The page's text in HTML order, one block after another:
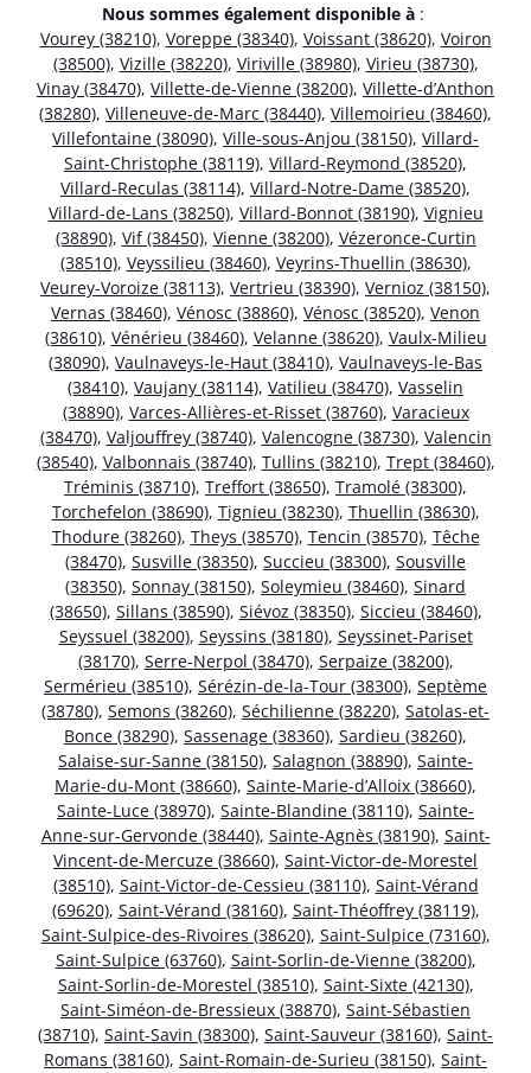
Nous sommes également disponible à :
Vourey (38210), Voreppe (38340), Voissant (38620), Voiron
(38500), Vizille (38220), Viriville (38980), Virieu (38730),
Vinay (38470), Villette-de-Vienne (38200), Villette-d’Anthon
(38280), Villeneuve-de-Marc (38440), Villemoirieu (38460),
Villefontaine (38090), Ville-sous-Anjou (38150), Villard-
Saint-Christophe (38119), Villard-Reymond (38520),
Villard-Reculas (38114), Villard-Notre-Dame (38520),
Villard-de-Lans (38250), Villard-Bonnot (38190), Vignieu
(38890), Vif (38450), Vienne (38200), Vézeronce-Curtin
(38510), Veyssilieu (38460), Veyrins-Thuellin (38630),
Veurey-Voroize (38113), Vertrieu (38390), Vernioz (38150),
Vernas (38460), Vénosc (38860), Vénosc (38520), Venon
(38610), Vénérieu (38460), Velanne (38620), Vaulx-Milieu
(38090), Vaulnaveys-le-Haut (38410), Vaulnaveys-le-Bas
(38410), Vaujany (38114), Vatilieu (38470), Vasselin
(38890), Varces-Allières-et-Risset (38760), Varacieux
(38470), Valjouffrey (38740), Valencogne (38730), Valencin
(38540), Valbonnais (38740), Tullins (38210), Trept (38460),
Tréminis (38710), Treffort (38650), Tramolé (38300),
Torchefelon (38690), Tignieu (38230), Thuellin (38630),
Thodure (38260), Theys (38570), Tencin (38570), Têche
(38470), Susville (38350), Succieu (38300), Sousville
(38350), Sonnay (38150), Soleymieu (38460), Sinard
(38650), Sillans (38590), Siévoz (38350), Siccieu (38460),
Seyssuel (38200), Seyssins (38180), Seyssinet-Pariset
(38170), Serre-Nerpol (38470), Serpaize (38200),
Sermérieu (38510), Sérézin-de-la-Tour (38300), Septème
(38780), Semons (38260), Séchilienne (38220), Satolas-et-
Bonce (38290), Sassenage (38360), Sardieu (38260),
Salaise-sur-Sanne (38150), Salagnon (38890), Sainte-
Marie-du-Mont (38660), Sainte-Marie-d’Alloix (38660),
Sainte-Luce (38970), Sainte-Blandine (38110), Sainte-
Anne-sur-Gervonde (38440), Sainte-Agnès (38190), Saint-
Vincent-de-Mercuze (38660), Saint-Victor-de-Morestel
(38510), Saint-Victor-de-Cessieu (38110), Saint-Vérand
(69620), Saint-Vérand (38160), Saint-Théoffrey (38119),
Saint-Sulpice-des-Rivoires (38620), Saint-Sulpice (73160),
Saint-Sulpice (63760), Saint-Sorlin-de-Vienne (38200),
Saint-Sorlin-de-Morestel (38510), Saint-Sixte (42130),
Saint-Siméon-de-Bressieux (38870), Saint-Sébastien
(38710), Saint-Savin (38300), Saint-Sauveur (38160), Saint-
Romans (38160), Saint-Romain-de-Surieu (38150), Saint-